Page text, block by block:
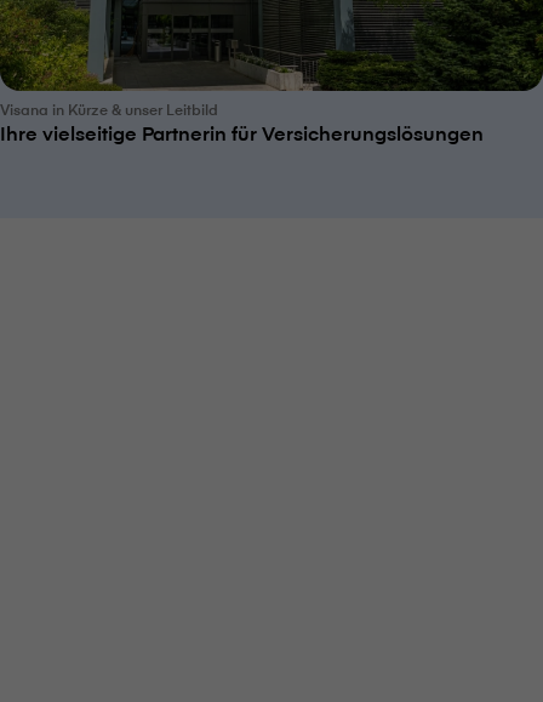
V⁠i⁠s⁠a⁠n⁠a in Kürze & unser Leitbild
Ihre vielseitige Partnerin für Versicherungslösungen